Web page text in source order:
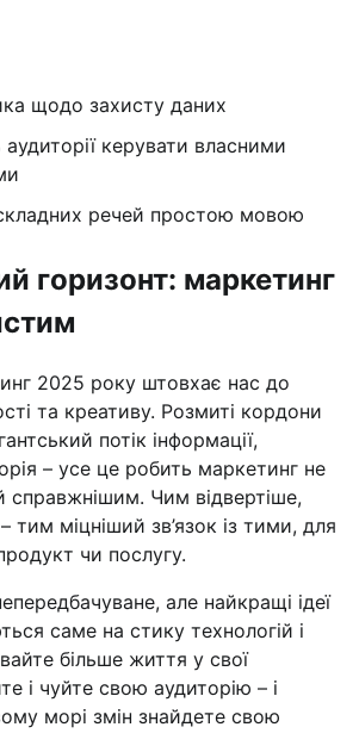
щодо захисту даних
керувати власними
речей простою мовою
горизонт: маркетинг
2025 року штовхає нас до
та креативу. Розмиті кордони
потік інформації,
– усе це робить маркетинг не
справжнішим. Чим відвертіше,
міцніший зв’язок із тими, для
чи послугу.
але найкращі ідеї
саме на стику технологій і
більше життя у свої
і чуйте свою аудиторію – і
морі змін знайдете свою